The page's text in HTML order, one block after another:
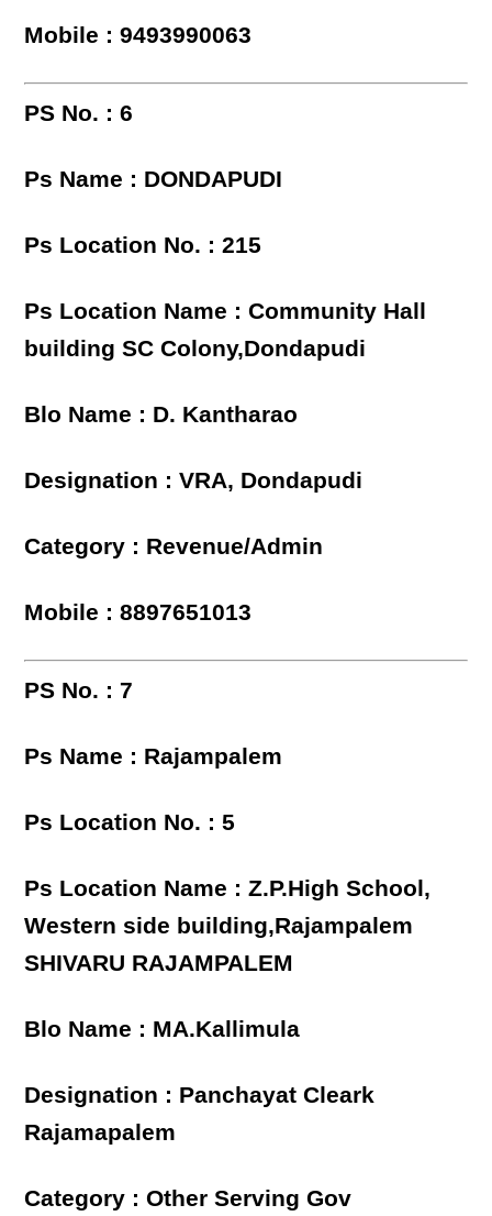
Mobile : 9493990063
PS No. : 6
Ps Name : DONDAPUDI
Ps Location No. : 215
Ps Location Name : Community Hall
building SC Colony,Dondapudi
Blo Name : D. Kantharao
Designation : VRA, Dondapudi
Category : Revenue/Admin
Mobile : 8897651013
PS No. : 7
Ps Name : Rajampalem
Ps Location No. : 5
Ps Location Name : Z.P.High School,
Western side building,Rajampalem
SHIVARU RAJAMPALEM
Blo Name : MA.Kallimula
Designation : Panchayat Cleark
Rajamapalem
Category : Other Serving Gov